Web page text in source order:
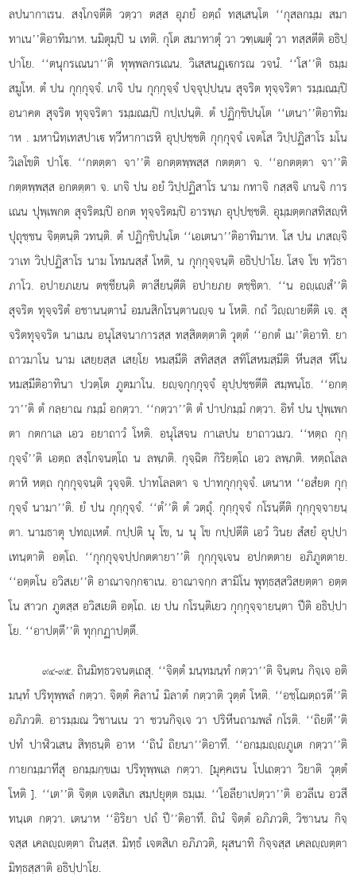
ลปนากาเรน. สงฺโกจตีติ วตฺวา ตสฺส อุภยํ อตฺถํ ทสฺเสนฺโต ‘‘กุสลกมฺม สมา
ทาเน’’ติอาทิมาห. นมิตุมฺปิ น เทติ. กุโต สมาทาตุํ วา วฑฺเฒตุํ วา ทสฺสตีติ อธิปฺ
ปาโย. ‘‘ตนุกรเณนา’’ติ ทุพฺพลกรเณน. วิเสสนฏฺเกรณ วจนํ. ‘‘โส’’ติ ธมฺม
สมูโห. ตํ ปน กุกฺกุจฺจํ. เกจิ ปน กุกฺกุจฺจํ ปจฺจุปฺปนฺน สุจริต ทุจฺจริตา รมฺมณมฺปิ
อนาคต สุจริต ทุจฺจริตา รมฺมณมฺปิ กปฺเปนฺติ. ตํ ปฏิกฺขิปนฺโต ‘‘เตนา’’ติอาทิม
าห . มหานิทฺเทสปาเ ทฺวีหากาเรหิ อุปฺปชฺชติ กุกฺกุจฺจํ เจตโส วิปฺปฏิสาโร มโน
วิเลโขติ ปาโ. ‘‘กตตฺตา จา’’ติ อกตฺตพฺพสฺส กตตฺตา จ. ‘‘อกตตฺตา จา’’ติ
กตฺตพฺพสฺส อกตตฺตา จ. เกจิ ปน อยํ วิปฺปฏิสาโร นาม กทาจิ กสฺสจิ เกนจิ การ
เณน ปุพฺเพกต สุจริตมฺปิ อกต ทุจฺจริตมฺปิ อารพฺภ อุปฺปชฺชติ. อุมฺมตฺตกสทิสฺหิ
ปุถุชฺชน จิตฺตนฺติ วทนฺติ. ตํ ปฏิกฺขิปนฺโต ‘‘เอเตนา’’ติอาทิมาห. โส ปน เกสฺจิ
วาเท วิปฺปฏิสาโร นาม โทมนสฺสํ โหติ, น กุกฺกุจฺจนฺติ อธิปฺปาโย. โสจ โข ทฺวิธา
ภาโว. อปายภเยน ตชฺชียนฺติ ตาสียนฺตีติ อปายภย ตชฺชิตา. ‘‘น อฺเสํ’’ติ
สุจริต ทุจฺจริตํ อชานนฺตานํ อมนสิกโรนฺตานฺจ น โหติ. กถํ วิฺายตีติ เจ. สุ
จริตทุจฺจริต นาเมน อนุโสจนาการสฺส ทสฺสิตตฺตาติ วุตฺตํ ‘‘อกตํ เม’’ติอาทิ. ยา
ถาวมาโน นาม เสยฺยสฺส เสยฺโย หมสฺมีติ สทิสสฺส สทิโสหมสฺมีติ หีนสฺส หีโน
หมสฺมีติอาทินา ปวตฺโต ภูตมาโน. ยฺจกุกฺกุจฺจํ อุปฺปชฺชตีติ สมฺพนฺโธ. ‘‘อกตฺ
วา’’ติ ตํ กลฺยาณ กมฺมํ อกตฺวา. ‘‘กตฺวา’’ติ ตํ ปาปกมฺมํ กตฺวา. อิทํ ปน ปุพฺเพก
ตา กตกาเล เอว อยาถาวํ โหติ. อนุโสจน กาเลปน ยาถาวเมว. ‘‘หตฺถ กุกฺ
กุจฺจํ’’ติ เอตฺถ สงฺโกจนตฺโถ น ลพฺภติ. กุจฺฉิต กิริยตฺโถ เอว ลพฺภติ. หตฺถโลล
ตาหิ หตฺถ กุกฺกุจฺจนฺติ วุจฺจติ. ปาทโลลตา จ ปาทกุกฺกุจฺจํ. เตนาห ‘‘อสํยต กุกฺ
กุจฺจํ นามา’’ติ. ยํ ปน กุกฺกุจฺจํ. ‘‘ตํ’’ติ ตํ วตฺถุํ. กุกฺกุจฺจํ กโรนฺตีติ กุกฺกุจฺจายนฺ
ตา. นามธาตุ ปทฺเหตํ. กปฺปติ นุ โข, น นุ โข กปฺปตีติ เอวํ วินย สํสยํ อุปฺปา
เทนฺตาติ อตฺโถ. ‘‘กุกฺกุจฺจปฺปกตตายา’’ติ กุกฺกุจฺเจน อปกตตาย อภิภูตตาย.
‘‘อตฺตโน อวิสเย’’ติ อาณาจกฺกาเน. อาณาจกฺก สามิโน พุทฺธสฺสวิสยตฺตา อตฺต
โน สาวก ภูตสฺส อวิสเยติ อตฺโถ. เย ปน กโรนฺติเยว กุกฺกุจฺจายนฺตา ปีติ อธิปฺปา
โย. ‘‘อาปตฺตึ’’ติ ทุกฺกฏาปตฺตึ.
๙๔-๙๕. ถินมิทฺธวจนตฺเถสุ. ‘‘จิตฺตํ มนฺทมนฺทํ กตฺวา’’ติ จินฺตน กิจฺเจ อติ
มนฺทํ ปริทุพฺพลํ กตฺวา. จิตฺตํ คิลานํ มิลาตํ กตฺวาติวุตฺตํ โหติ. ‘‘อชฺโฌตฺถรตี’’ติ
อภิภวติ. อารมฺมณ วิชานเน วา ชวนกิจฺเจ วา ปริหีนถามพลํ กโรติ. ‘‘ถิยตี’’ติ
ปทํ ปาฬิวเสน สิทฺธนฺติ อาห ‘‘ถินํ ถิยนา’’ติอาทึ. ‘‘อกมฺมฺภูเต กตฺวา’’ติ
กายกมฺมาทีสุ อกมฺมกฺขเม ปริทุพฺพเล กตฺวา. [มุคฺคเรน โปเถตฺวา วิยาติ วุตฺตํ
โหติ ]. ‘‘เต’’ติ จิตฺต เจตสิเก สมฺปยุตฺต ธมฺเม. ‘‘โอลียาเปตฺวา’’ติ อวลีเน อวสี
ทนฺเต กตฺวา. เตนาห ‘‘อิริยา ปถํ ปี’’ติอาทึ. ถินํ จิตฺตํ อภิภวติ, วิชานน กิจฺ
จสฺส เคลฺตฺตา ถินสฺส. มิทฺธํ เจตสิเก อภิภวติ, ผุสนาทิ กิจฺจสฺส เคลฺตฺตา
มิทฺธสฺสาติ อธิปฺปาโย.